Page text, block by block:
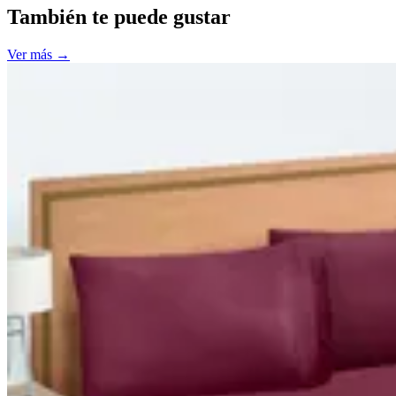
También te puede gustar
Ver más →